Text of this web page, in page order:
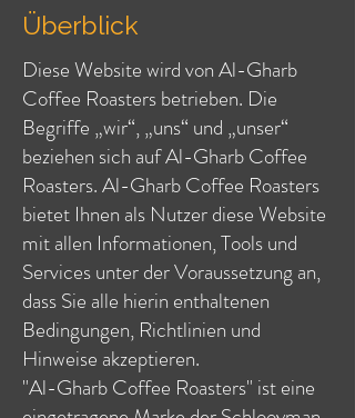
Überblick
Diese Website wird von Al-Gharb
Coffee Roasters betrieben. Die
Begriffe „wir“, „uns“ und „unser“
beziehen sich auf Al-Gharb Coffee
Roasters. Al-Gharb Coffee Roasters
bietet Ihnen als Nutzer diese Website
mit allen Informationen, Tools und
Services unter der Voraussetzung an,
dass Sie alle hierin enthaltenen
Bedingungen, Richtlinien und
Hinweise akzeptieren.
"Al-Gharb Coffee Roasters" ist eine